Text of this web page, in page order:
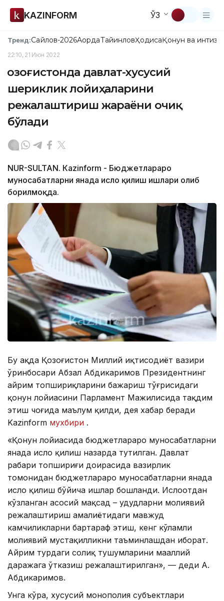
KAZINFORM ЎЗ
Тренд:Сайлов-2026АқордаТайинловҲодисаҚонун ва
22:10, 21 Июн 2022
Қозоғистонда давлат-хусусий
шериклик лойиҳаларини
режалаштириш жараёни очиқ
бўлади
NUR-SULTAN. Кazinform - Бюджетлараро
муносабатларни янада ислоҳ қилиш ишлари олиб
борилмоқда.
Бу ҳақда Қозоғистон Миллий иқтисодиёт вазири
ўринбосари Абзал Абдикаримов Президентнинг
айрим топшириқларини бажариш тўғрисидаги
қонун лойиҳасини Парламент Мажилисида тақдим
этиш чоғида маълум қилди, дея хабар беради
Kazinform мухбири .
«Қонун лойиҳасида бюджетлараро муносабатларни
янада ислоҳ қилиш назарда тутилган. Давлат
раҳбари топшириғи доирасида вазирлик
томонидан бюджетлараро муносабатларни янада
ислоҳ қилиш бўйича ишлар бошланди. Ислоҳотдан
кўзланган асосий мақсад – ҳудудларни молиявий
режалаштириш амалиётидаги мавжуд
камчиликларни бартараф этиш, кенг кўламли
молиявий мустақилликни таъминлашдан иборат.
Айрим турдаги солиқ тушумларини маҳаллий
даражага ўтказиш режалаштирилган», — деди А.
Абдикаримов.
Унга кўра, хусусий монополия субъектлари